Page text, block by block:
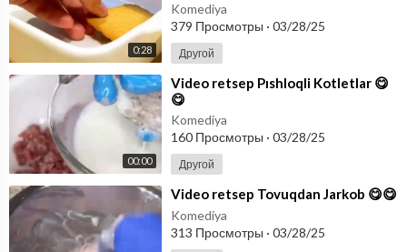
0:28
Komediya
379 Просмотры · 03/28/25
Другой
00:00
⁣Video retsep Pıshloqli Kotletlar 😋
😋
Komediya
160 Просмотры · 03/28/25
Другой
⁣Video retsep Tovuqdan Jarkob 😋😋
Komediya
313 Просмотры · 03/28/25